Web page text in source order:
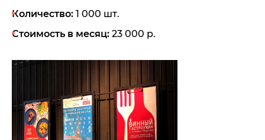
Количество: 1 000 шт.
Стоимость в месяц: 23 000 р.